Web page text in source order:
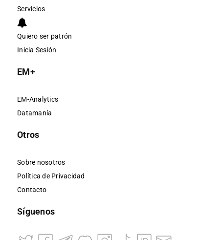
Servicios
Quiero ser patrón
Inicia Sesión
EM+
EM-Analytics
Datamanía
Otros
Sobre nosotros
Política de Privacidad
Contacto
Síguenos